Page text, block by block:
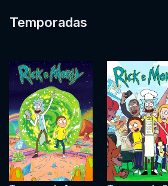
Temporadas